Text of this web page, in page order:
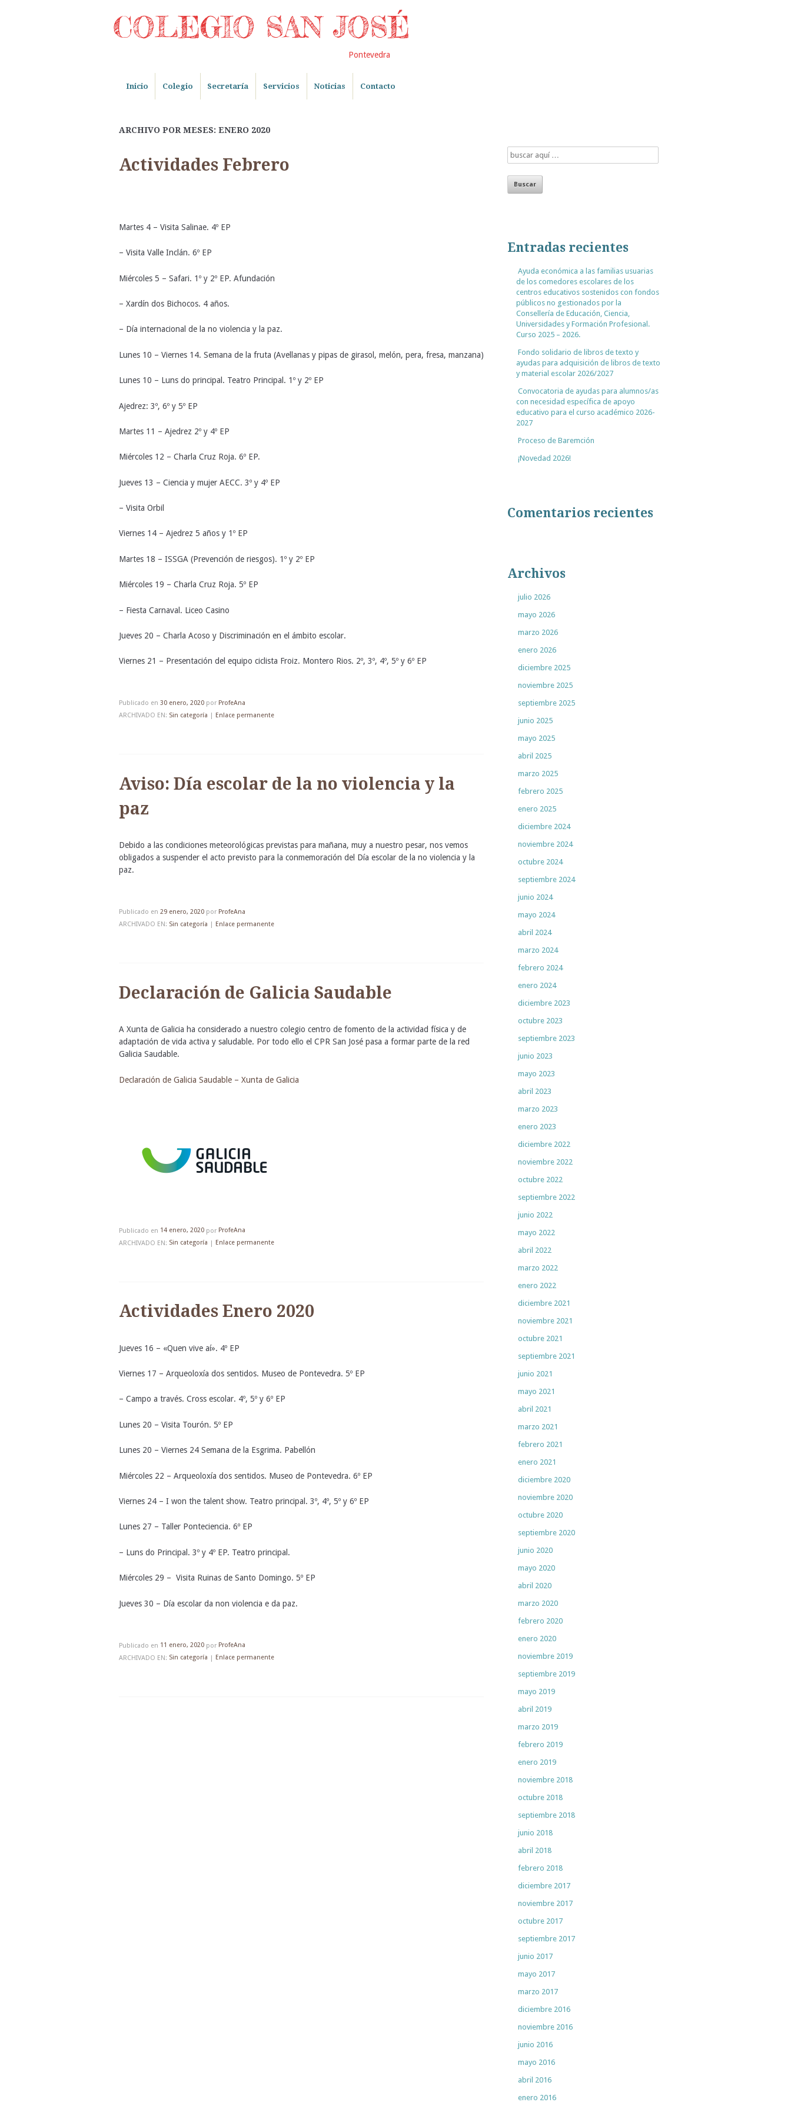
COLEGIO SAN JOSÉ
Pontevedra
Inicio Colegio Secretaría Servicios Noticias Contacto
ARCHIVO POR MESES: ENERO 2020
Actividades Febrero
Martes 4 – Visita Salinae. 4º EP
– Visita Valle Inclán. 6º EP
Miércoles 5 – Safari. 1º y 2º EP. Afundación
– Xardín dos Bichocos. 4 años.
– Día internacional de la no violencia y la paz.
Lunes 10 – Viernes 14. Semana de la fruta (Avellanas y pipas de girasol, melón, pera, fresa, manzana)
Lunes 10 – Luns do principal. Teatro Principal. 1º y 2º EP
Ajedrez: 3º, 6º y 5º EP
Martes 11 – Ajedrez 2º y 4º EP
Miércoles 12 – Charla Cruz Roja. 6º EP.
Jueves 13 – Ciencia y mujer AECC. 3º y 4º EP
– Visita Orbil
Viernes 14 – Ajedrez 5 años y 1º EP
Martes 18 – ISSGA (Prevención de riesgos). 1º y 2º EP
Miércoles 19 – Charla Cruz Roja. 5º EP
– Fiesta Carnaval. Liceo Casino
Jueves 20 – Charla Acoso y Discriminación en el ámbito escolar.
Viernes 21 – Presentación del equipo ciclista Froiz. Montero Rios. 2º, 3º, 4º, 5º y 6º EP
Publicado en 30 enero, 2020 por ProfeAna
ARCHIVADO EN: Sin categoría Enlace permanente
Aviso: Día escolar de la no violencia y la
paz
Debido a las condiciones meteorológicas previstas para mañana, muy a nuestro pesar, nos vemos
obligados a suspender el acto previsto para la conmemoración del Día escolar de la no violencia y la
paz.
Publicado en 29 enero, 2020 por ProfeAna
ARCHIVADO EN: Sin categoría Enlace permanente
Declaración de Galicia Saudable
A Xunta de Galicia ha considerado a nuestro colegio centro de fomento de la actividad física y de
adaptación de vida activa y saludable. Por todo ello el CPR San José pasa a formar parte de la red
Galicia Saudable.
Declaración de Galicia Saudable – Xunta de Galicia
Publicado en 14 enero, 2020 por ProfeAna
ARCHIVADO EN: Sin categoría | Enlace permanente
Actividades Enero 2020
Jueves 16 – «Quen vive aí». 4º EP
Viernes 17 – Arqueoloxía dos sentidos. Museo de Pontevedra. 5º EP
– Campo a través. Cross escolar. 4º, 5º y 6º EP
Lunes 20 – Visita Tourón. 5º EP
Lunes 20 – Viernes 24 Semana de la Esgrima. Pabellón
Miércoles 22 – Arqueoloxía dos sentidos. Museo de Pontevedra. 6º EP
Viernes 24 – I won the talent show. Teatro principal. 3º, 4º, 5º y 6º EP
Lunes 27 – Taller Ponteciencia. 6º EP
– Luns do Principal. 3º y 4º EP. Teatro principal.
Miércoles 29 – Visita Ruinas de Santo Domingo. 5º EP
Jueves 30 – Día escolar da non violencia e da paz.
Publicado en 11 enero, 2020 por ProfeAna
ARCHIVADO EN: Sin categoría | Enlace permanente
Entradas recientes
Ayuda económica a las familias usuarias
de los comedores escolares de los
centros educativos sostenidos con fondos
públicos no gestionados por la
Consellería de Educación, Ciencia,
Universidades y Formación Profesional.
Curso 2025 – 2026.
Fondo solidario de libros de texto y
ayudas para adquisición de libros de texto
y material escolar 2026/2027
Convocatoria de ayudas para alumnos/as
con necesidad específica de apoyo
educativo para el curso académico 2026-
2027
Proceso de Baremción
¡Novedad 2026!
Comentarios recientes
Archivos
julio 2026
mayo 2026
marzo 2026
enero 2026
diciembre 2025
noviembre 2025
septiembre 2025
junio 2025
mayo 2025
abril 2025
marzo 2025
febrero 2025
enero 2025
diciembre 2024
noviembre 2024
octubre 2024
septiembre 2024
junio 2024
mayo 2024
abril 2024
marzo 2024
febrero 2024
enero 2024
diciembre 2023
octubre 2023
septiembre 2023
junio 2023
mayo 2023
abril 2023
marzo 2023
enero 2023
diciembre 2022
noviembre 2022
octubre 2022
septiembre 2022
junio 2022
mayo 2022
abril 2022
marzo 2022
enero 2022
diciembre 2021
noviembre 2021
octubre 2021
septiembre 2021
junio 2021
mayo 2021
abril 2021
marzo 2021
febrero 2021
enero 2021
diciembre 2020
noviembre 2020
octubre 2020
septiembre 2020
junio 2020
mayo 2020
abril 2020
marzo 2020
febrero 2020
enero 2020
noviembre 2019
septiembre 2019
mayo 2019
abril 2019
marzo 2019
febrero 2019
enero 2019
noviembre 2018
octubre 2018
septiembre 2018
junio 2018
abril 2018
febrero 2018
diciembre 2017
noviembre 2017
octubre 2017
septiembre 2017
junio 2017
mayo 2017
marzo 2017
diciembre 2016
noviembre 2016
junio 2016
mayo 2016
abril 2016
enero 2016